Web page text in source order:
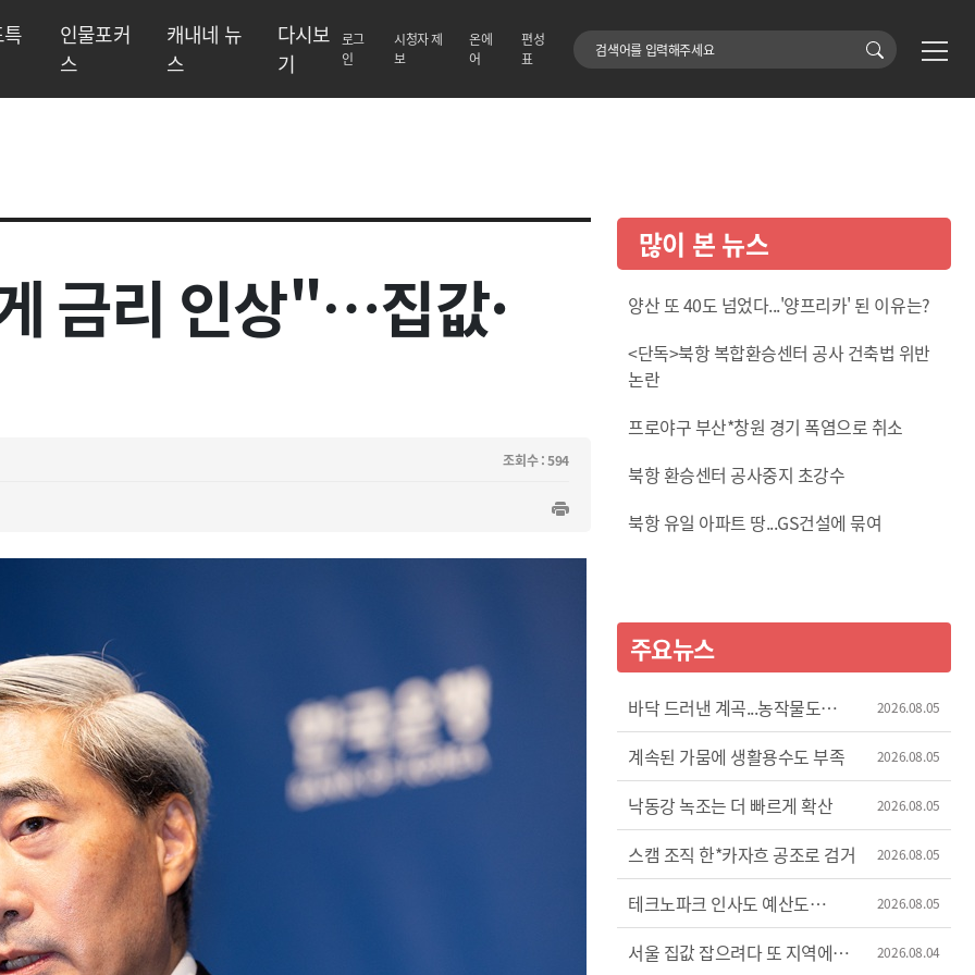
인물포커
스
캐내네 뉴
스
다시보
기
로그
인
시청자 제
보
온에
어
편성
표
검색어
금리 인상"…집값·
조회수 : 594
많이 본 뉴스
양산 또 40도 넘었다...'양프리카' 된 이유는?
<단독>북항 복합환승센터 공사 건축법 위반
논란
프로야구 부산*창원 경기 폭염으로 취소
북항 환승센터 공사중지 초강수
북항 유일 아파트 땅...GS건설에 묶여
주요뉴스
바닥 드러낸 계곡...농작물도
'시들'
2026.08.05
계속된 가뭄에 생활용수도 부족 2026.08.05
낙동강 녹조는 더 빠르게 확산 2026.08.05
스캠 조직 한*카자흐 공조로 검거 2026.08.05
테크노파크 인사도 예산도
'제멋대로'
2026.08.05
서울 집값 잡으려다 또 지역에
2026.08.04